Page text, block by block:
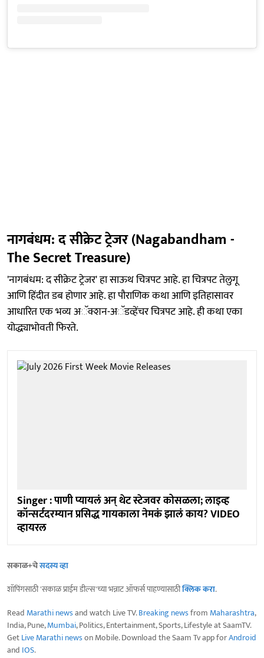
नागबंधम: द सीक्रेट ट्रेजर (Nagabandham -
The Secret Treasure)
'नागबंधम: द सीक्रेट ट्रेजर' हा साऊथ चित्रपट आहे. हा चित्रपट तेलुगू
आणि हिंदीत डब होणार आहे. हा पौराणिक कथा आणि इतिहासावर
आधारित एक भव्य अॅक्शन-अॅडव्हेंचर चित्रपट आहे. ही कथा एका
योद्ध्याभोवती फिरते.
Singer : पाणी प्यायलं अन् थेट स्टेजवर कोसळला; लाइव्ह
कॉन्सर्टदरम्यान प्रसिद्ध गायकाला नेमकं झालं काय? VIDEO
व्हायरल
सकाळ+चेसदस्य व्हा
शॉपिंगसाठी 'सकाळ प्राईम डील्स'च्या भन्नाट ऑफर्स पाहण्यासाठीक्लिक करा.
Read Marathi newsand watch Live TV.Breaking newsfrom Maharashtra,
India, Pune,Mumbai, Politics, Entertainment, Sports, Lifestyle at SaamTV.
GetLive Marathi newson Mobile. Download the Saam Tv app forAndroid
and IOS.